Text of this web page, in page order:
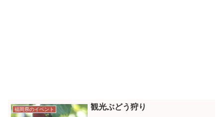
福岡県のイベント 観光ぶどう狩り